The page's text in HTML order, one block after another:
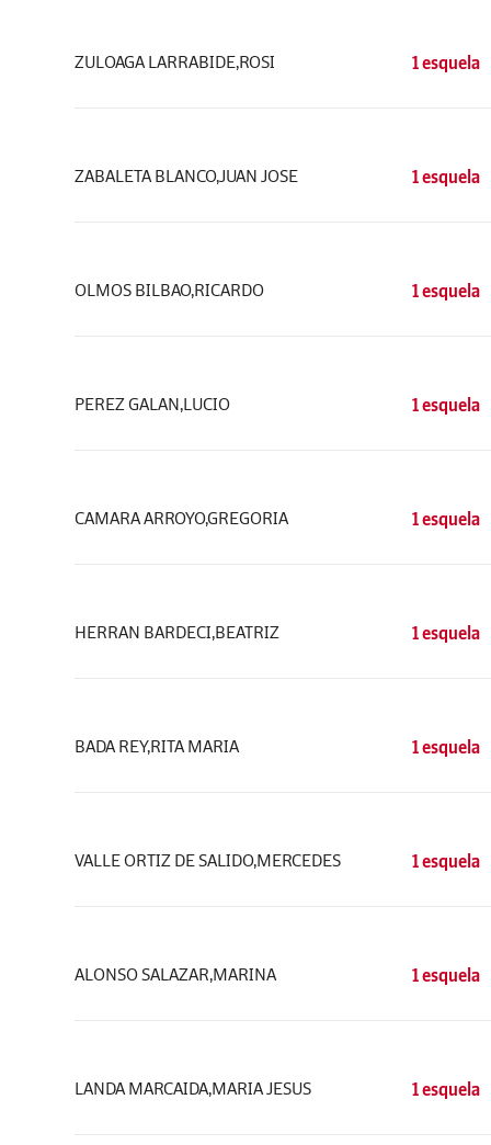
ZULOAGA LARRABIDE,ROSI 1 esquela
ZABALETA BLANCO,JUAN JOSE 1 esquela
OLMOS BILBAO,RICARDO 1 esquela
PEREZ GALAN,LUCIO 1 esquela
CAMARA ARROYO,GREGORIA 1 esquela
HERRAN BARDECI,BEATRIZ 1 esquela
BADA REY,RITA MARIA 1 esquela
VALLE ORTIZ DE SALIDO,MERCEDES 1 esquela
ALONSO SALAZAR,MARINA 1 esquela
LANDA MARCAIDA,MARIA JESUS 1 esquela